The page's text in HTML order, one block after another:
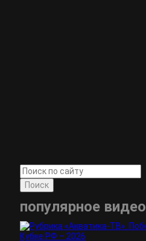
Поиск
популярное видео